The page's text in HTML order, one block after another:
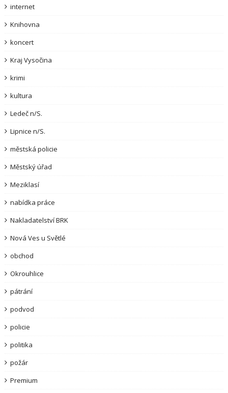
internet
Knihovna
koncert
Kraj Vysočina
krimi
kultura
Ledeč n/S.
Lipnice n/S.
městská policie
Městský úřad
Meziklasí
nabídka práce
Nakladatelství BRK
Nová Ves u Světlé
obchod
Okrouhlice
pátrání
podvod
policie
politika
požár
Premium